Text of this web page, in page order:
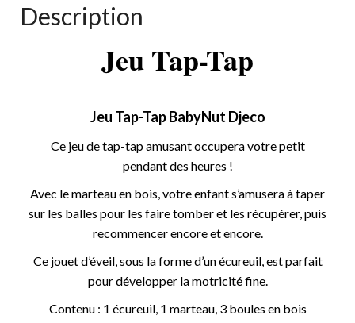
Description
Jeu Tap-Tap
Jeu Tap-Tap BabyNut Djeco
Ce jeu de tap-tap amusant occupera votre petit
pendant des heures !
Avec le marteau en bois, votre enfant s’amusera à taper
sur les balles pour les faire tomber et les récupérer, puis
recommencer encore et encore.
Ce jouet d’éveil, sous la forme d’un écureuil, est parfait
pour développer la motricité fine.
Contenu : 1 écureuil, 1 marteau, 3 boules en bois